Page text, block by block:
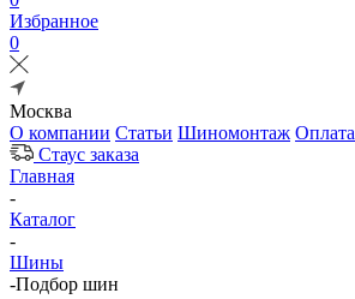
Избранное
0
Москва
О компании Статьи Шиномонтаж
Стаус заказа
Главная
-
Каталог
-
Шины
-Подбор шин